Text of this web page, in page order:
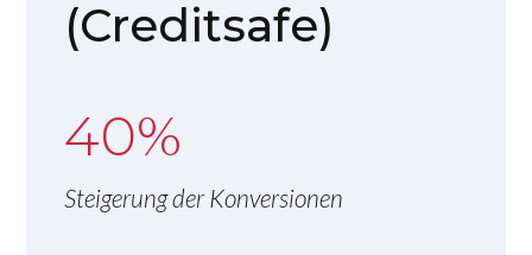
(Creditsafe)
40%
Steigerung der Konversionen